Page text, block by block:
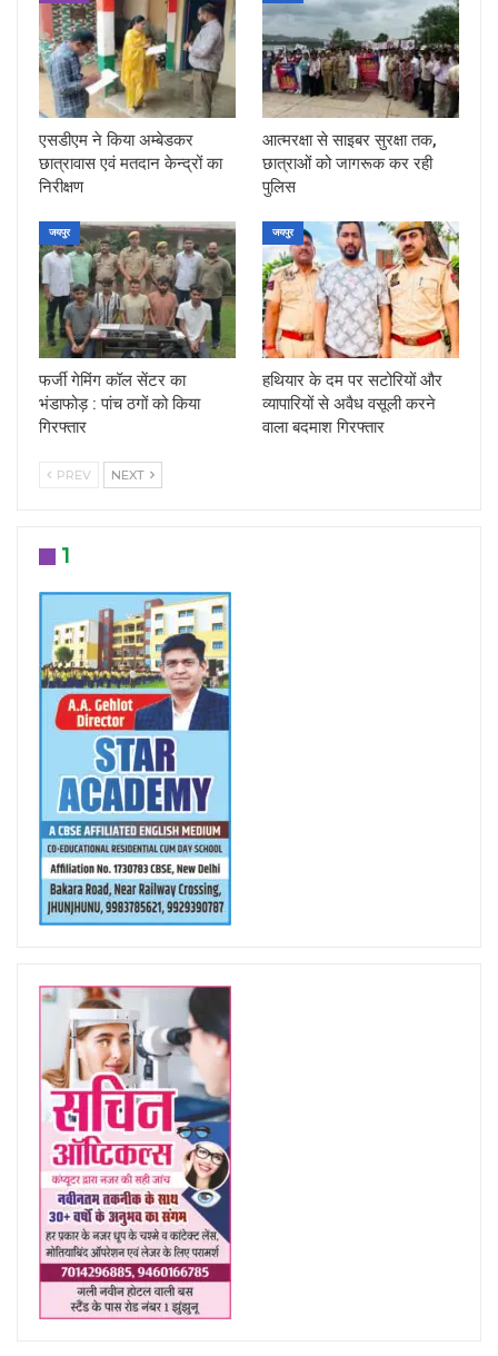
एसडीएम ने किया अम्बेडकर
छात्रावास एवं मतदान केन्द्रों का
निरीक्षण
आत्मरक्षा से साइबर सुरक्षा तक,
छात्राओं को जागरूक कर रही
पुलिस
जयपुर
फर्जी गेमिंग कॉल सेंटर का
भंडाफोड़ : पांच ठगों को किया
गिरफ्तार
जयपुर
हथियार के दम पर सटोरियों और
व्यापारियों से अवैध वसूली करने
वाला बदमाश गिरफ्तार
PREV NEXT
1